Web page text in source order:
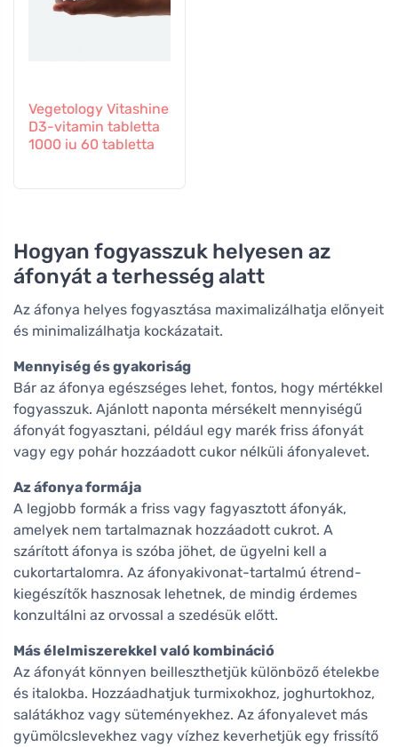
Vegetology Vitashine
D3-vitamin tabletta
1000 iu 60 tabletta
Hogyan fogyasszuk helyesen az
áfonyát a terhesség alatt
Az áfonya helyes fogyasztása maximalizálhatja előnyeit
és minimalizálhatja kockázatait.
Mennyiség és gyakoriság
Bár az áfonya egészséges lehet, fontos, hogy mértékkel
fogyasszuk. Ajánlott naponta mérsékelt mennyiségű
áfonyát fogyasztani, például egy marék friss áfonyát
vagy egy pohár hozzáadott cukor nélküli áfonyalevet.
Az áfonya formája
A legjobb formák a friss vagy fagyasztott áfonyák,
amelyek nem tartalmaznak hozzáadott cukrot. A
szárított áfonya is szóba jöhet, de ügyelni kell a
cukortartalomra. Az áfonyakivonat-tartalmú étrend-
kiegészítők hasznosak lehetnek, de mindig érdemes
konzultálni az orvossal a szedésük előtt.
Más élelmiszerekkel való kombináció
Az áfonyát könnyen beilleszthetjük különböző ételekbe
és italokba. Hozzáadhatjuk turmixokhoz, joghurtokhoz,
salátákhoz vagy süteményekhez. Az áfonyalevet más
gyümölcslevekhez vagy vízhez keverhetjük egy frissítő